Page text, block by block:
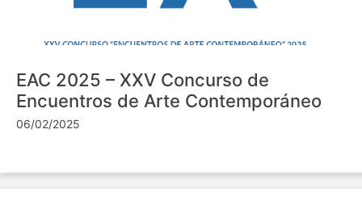
EAC 2025 – XXV Concurso de
Encuentros de Arte Contemporáneo
06/02/2025